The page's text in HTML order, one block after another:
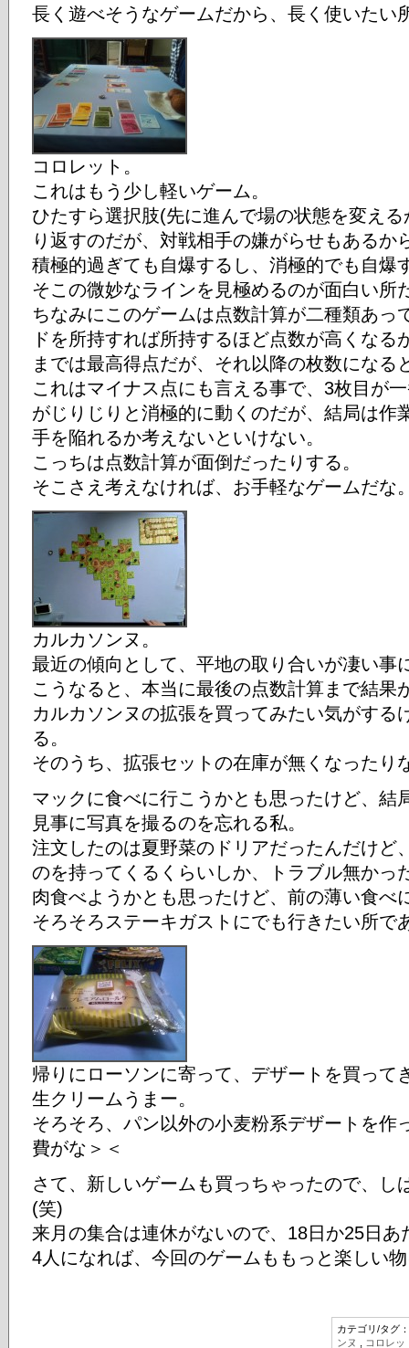
長く遊べそうなゲームだから、長く使いたい
コロレット。
これはもう少し軽いゲーム。
ひたすら選択肢(先に進んで場の状態を変え
り返すのだが、対戦相手の嫌がらせもあるか
積極的過ぎても自爆するし、消極的でも自爆
そこの微妙なラインを見極めるのが面白い所
ちなみにこのゲームは点数計算が二種類あっ
ドを所持すれば所持するほど点数が高くなる
までは最高得点だが、それ以降の枚数になる
これはマイナス点にも言える事で、3枚目が
がじりじりと消極的に動くのだが、結局は作
手を陥れるか考えないといけない。
こっちは点数計算が面倒だったりする。
そこさえ考えなければ、お手軽なゲームだな
カルカソンヌ。
最近の傾向として、平地の取り合いが凄い事
こうなると、本当に最後の点数計算まで結果
カルカソンヌの拡張を買ってみたい気がする
る。
そのうち、拡張セットの在庫が無くなったり
マックに食べに行こうかとも思ったけど、結
見事に写真を撮るのを忘れる私。
注文したのは夏野菜のドリアだったんだけど
のを持ってくるくらいしか、トラブル無かっ
肉食べようかとも思ったけど、前の薄い食べ
そろそろステーキガストにでも行きたい所で
帰りにローソンに寄って、デザートを買って
生クリームうまー。
そろそろ、パン以外の小麦粉系デザートを作
費がな＞＜
さて、新しいゲームも買っちゃったので、し
(笑)
来月の集合は連休がないので、18日か25日あ
4人になれば、今回のゲームももっと楽しい
カテゴリ/タグ：
ンヌ
コロレッ